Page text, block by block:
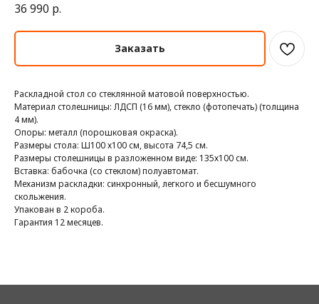
36 990 р.
Заказать
Раскладной стол со стеклянной матовой поверхностью.
Материал столешницы: ЛДСП (16 мм), стекло (фотопечать) (толщина
4 мм).
Опоры: металл (порошковая окраска).
Размеры стола: Ш100 х100 см, высота 74,5 см.
Размеры столешницы в разложенном виде: 135х100 см.
Вставка: бабочка (со стеклом) полуавтомат.
Механизм раскладки: синхронный, легкого и бесшумного
скольжения.
Упакован в 2 короба.
Гарантия 12 месяцев.